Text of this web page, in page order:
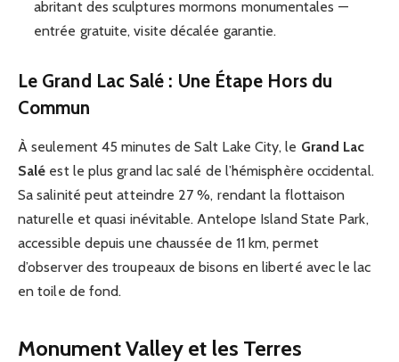
abritant des sculptures mormons monumentales —
entrée gratuite, visite décalée garantie.
Le Grand Lac Salé : Une Étape Hors du
Commun
À seulement 45 minutes de Salt Lake City, le Grand Lac
Salé est le plus grand lac salé de l’hémisphère occidental.
Sa salinité peut atteindre 27 %, rendant la flottaison
naturelle et quasi inévitable. Antelope Island State Park,
accessible depuis une chaussée de 11 km, permet
d’observer des troupeaux de bisons en liberté avec le lac
en toile de fond.
Monument Valley et les Terres